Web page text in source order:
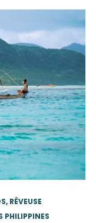
RÊVEUSE
PHILIPPINES